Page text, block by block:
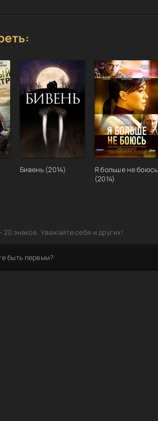
Бивень (2014)
Я больше не боюсь
(2014)
знаков. Уважайте себя и других!
быть первым?